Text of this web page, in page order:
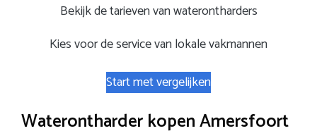
Bekijk de tarieven van waterontharders
Kies voor de service van lokale vakmannen
Start met vergelijken
Waterontharder kopen Amersfoort